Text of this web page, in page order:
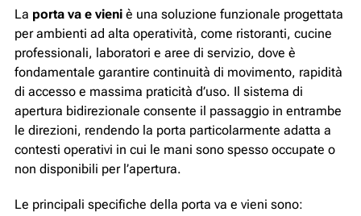
La porta va e vieni è una soluzione funzionale progettata
per ambienti ad alta operatività, come ristoranti, cucine
professionali, laboratori e aree di servizio, dove è
fondamentale garantire continuità di movimento, rapidità
di accesso e massima praticità d’uso. Il sistema di
apertura bidirezionale consente il passaggio in entrambe
le direzioni, rendendo la porta particolarmente adatta a
contesti operativi in cui le mani sono spesso occupate o
non disponibili per l’apertura.
Le principali specifiche della porta va e vieni sono: